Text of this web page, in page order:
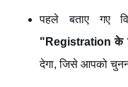
पहले बताए गए
"Registration के
देगा, जिसे आपको